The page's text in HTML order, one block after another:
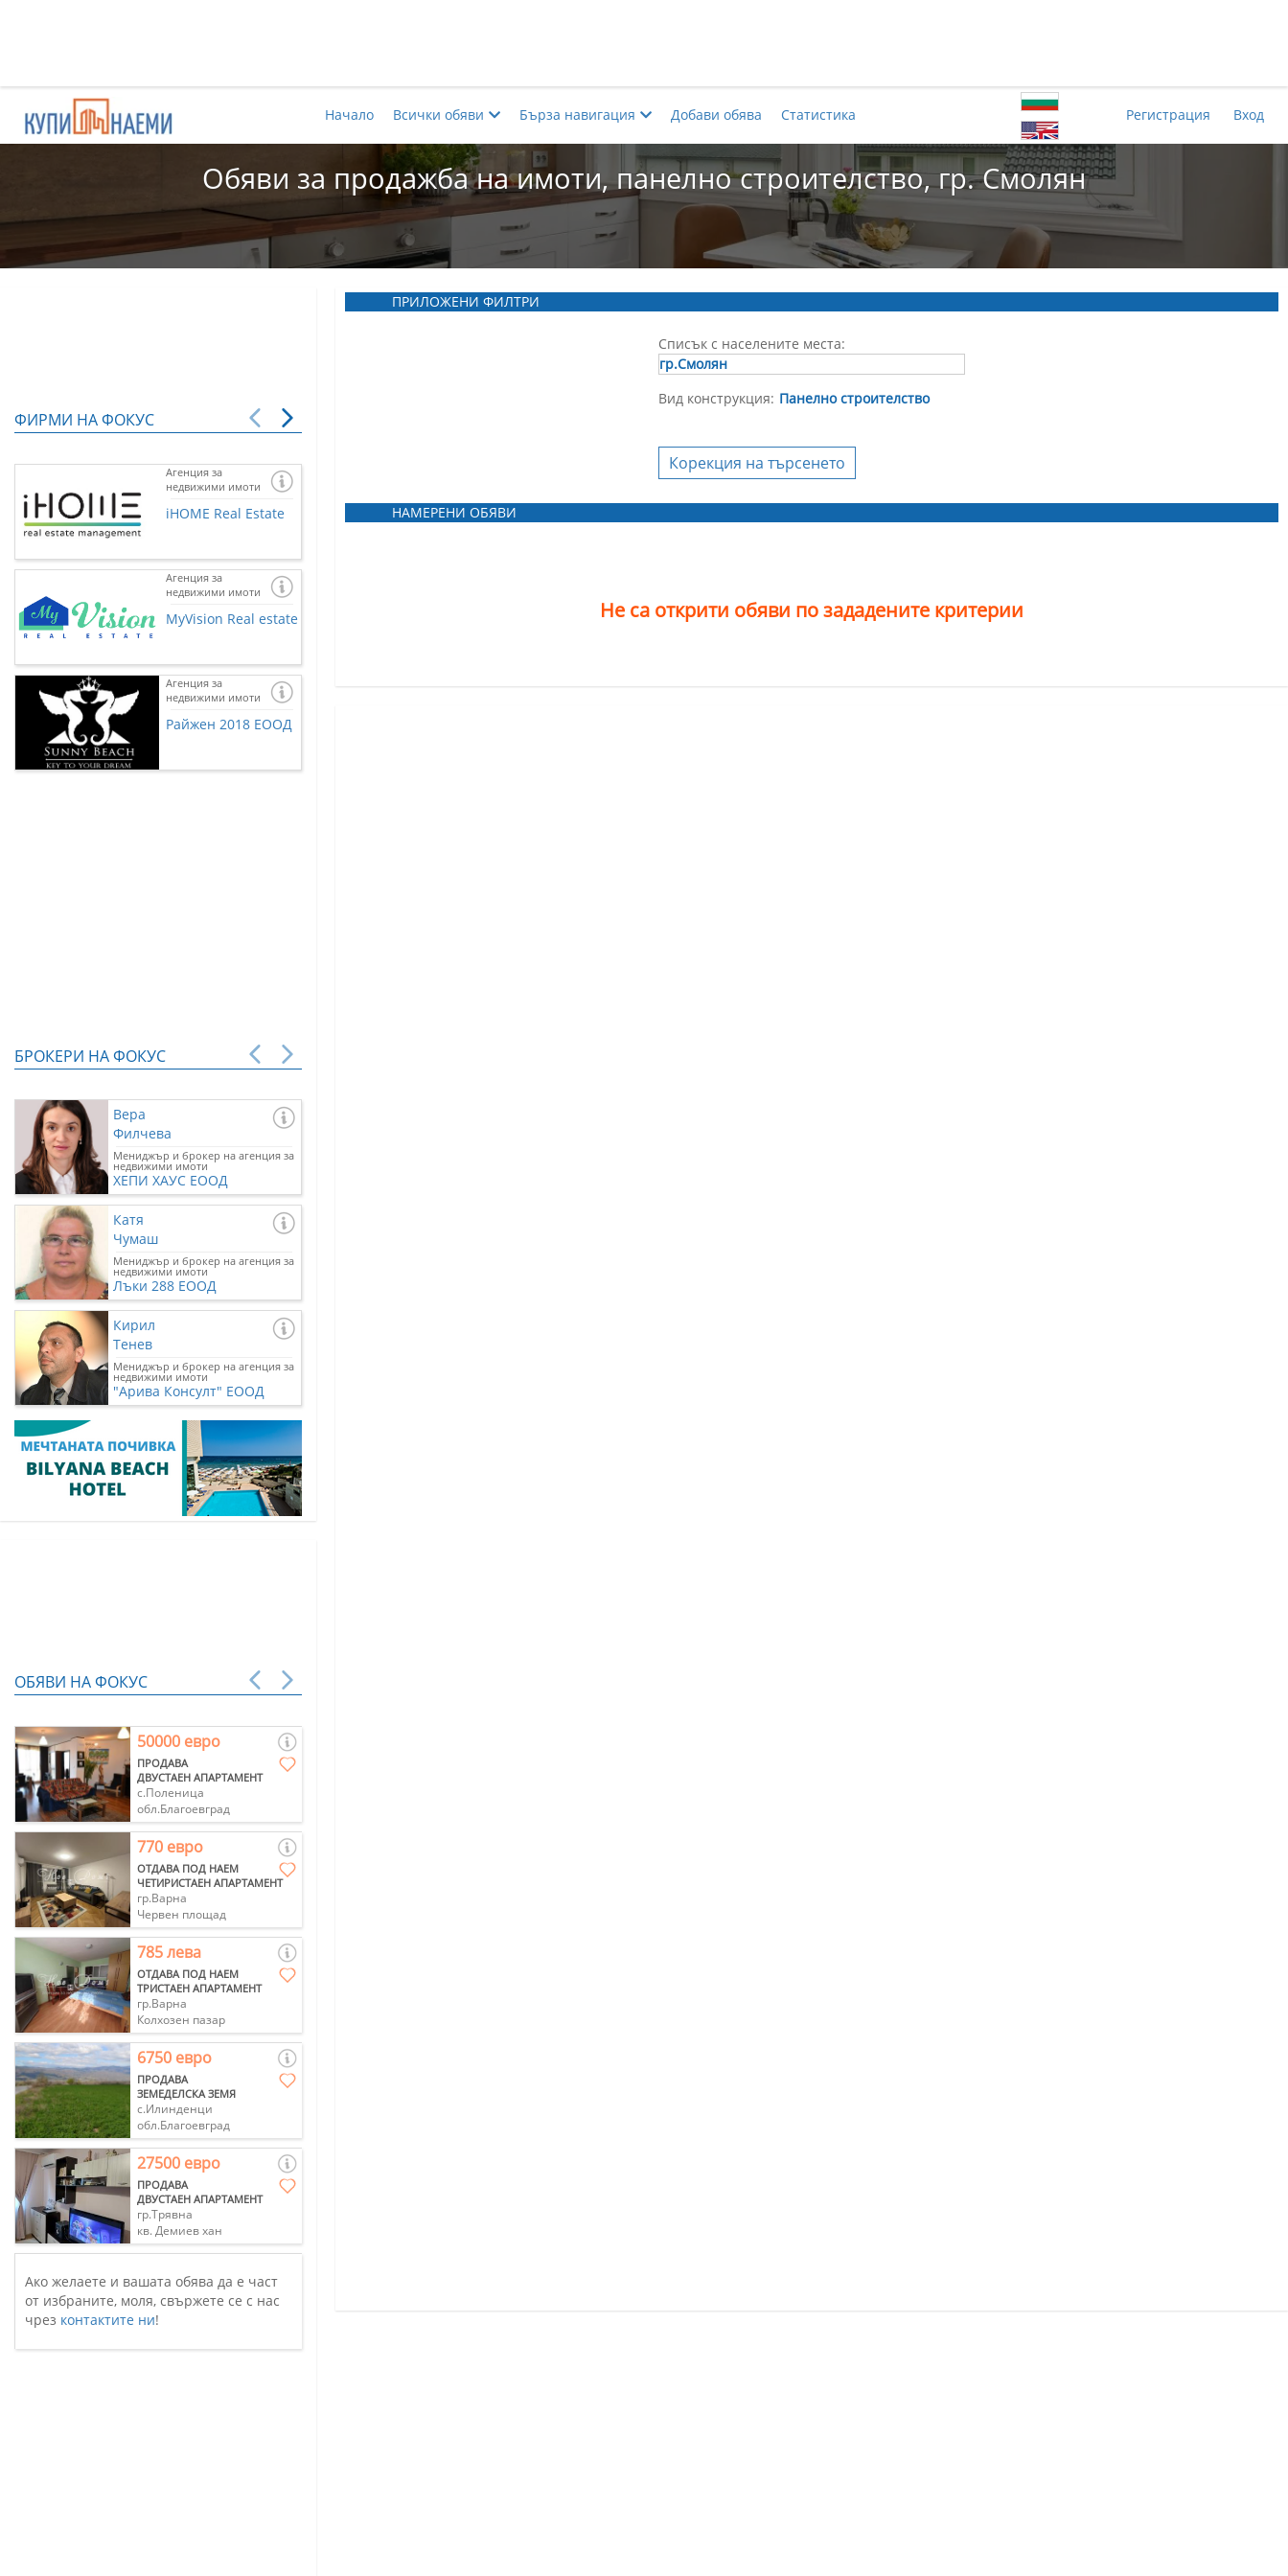
Регистрация Вход
Начало Всички обяви Бърза навигация Добави обява Статистика
Обяви за продажба на имоти, панелно строителство, гр. Смолян
ФИРМИ НА ФОКУС
Агенция за
недвижими имоти
iHOME Real Estate
Агенция за
недвижими имоти
MyVision Real estate
Агенция за
недвижими имоти
Райжен 2018 ЕООД
"Арива Консулт"
БРОКЕРИ НА ФОКУС
Вера
Филчева
Мениджър и брокер на агенция за
недвижими имоти
ХЕПИ ХАУС ЕООД
Катя
Чумаш
Мениджър и брокер на агенция за
недвижими имоти
Лъки 288 ЕООД
Кирил
Тенев
Мениджър и брокер на агенция за
недвижими имоти
"Арива Консулт" ЕООД
ПРИЛОЖЕНИ ФИЛТРИ
Списък с населените места:
гр.Смолян
Вид конструкция: Панелно строителство
Корекция на търсенето
НАМЕРЕНИ ОБЯВИ
Не са открити обяви по зададените критерии
ОБЯВИ НА ФОКУС
50000 евро
ПРОДАВА
ДВУСТАЕН АПАРТАМЕНТ
с.Поленица
обл.Благоевград
770 евро
ОТДАВА ПОД НАЕМ
ЧЕТИРИСТАЕН АПАРТАМЕНТ
гр.Варна
Червен площад
785 лева
ОТДАВА ПОД НАЕМ
ТРИСТАЕН АПАРТАМЕНТ
гр.Варна
Колхозен пазар
6750 евро
ПРОДАВА
ЗЕМЕДЕЛСКА ЗЕМЯ
с.Илинденци
обл.Благоевград
27500 евро
ПРОДАВА
ДВУСТАЕН АПАРТАМЕНТ
гр.Трявна
кв. Демиев хан
Ако желаете и вашата обява да е част
от избраните, моля, свържете се с нас
чрез контактите ни!